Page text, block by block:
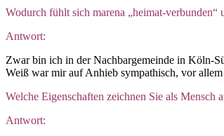
Wodurch fühlt sich marena „heimat-
Antwort:
Zwar bin ich in der Nachbargemeinde in Köln-
Weiß war mir auf Anhieb sympathisch, vor
Welche Eigenschaften zeichnen Sie als Mensch
Antwort: